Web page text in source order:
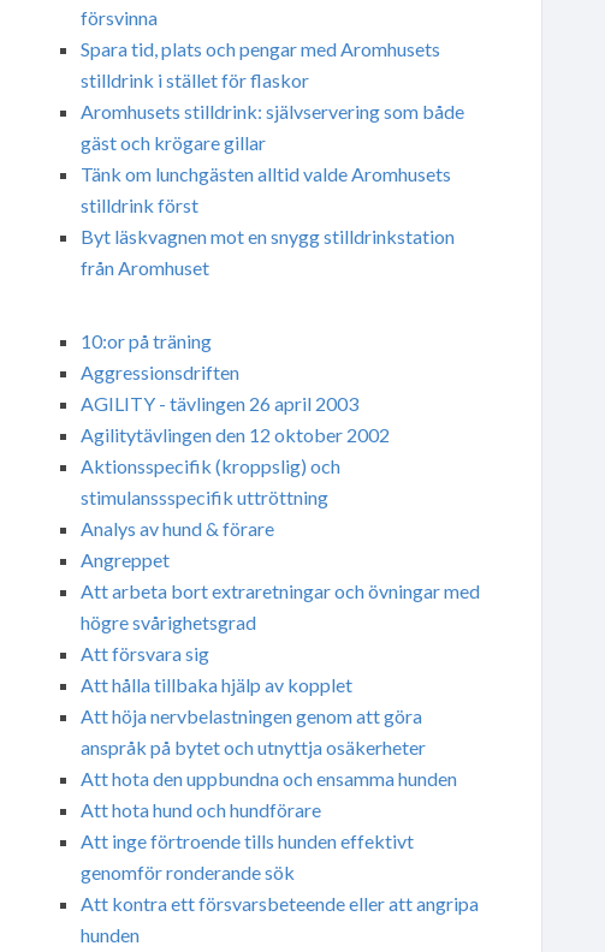
försvinna
Spara tid, plats och pengar med Aromhusets
stilldrink i stället för flaskor
Aromhusets stilldrink: självservering som både
gäst och krögare gillar
Tänk om lunchgästen alltid valde Aromhusets
stilldrink först
Byt läskvagnen mot en snygg stilldrinkstation
från Aromhuset
10:or på träning
Aggressionsdriften
AGILITY - tävlingen 26 april 2003
Agilitytävlingen den 12 oktober 2002
Aktionsspecifik (kroppslig) och
stimulanssspecifik uttröttning
Analys av hund & förare
Angreppet
Att arbeta bort extraretningar och övningar med
högre svårighetsgrad
Att försvara sig
Att hålla tillbaka hjälp av kopplet
Att höja nervbelastningen genom att göra
anspråk på bytet och utnyttja osäkerheter
Att hota den uppbundna och ensamma hunden
Att hota hund och hundförare
Att inge förtroende tills hunden effektivt
genomför ronderande sök
Att kontra ett försvarsbeteende eller att angripa
hunden